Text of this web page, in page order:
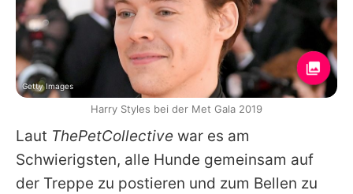
Laut ThePetCollective war es am
Schwierigsten, alle Hunde gemeinsam auf
der Treppe zu postieren und zum Bellen zu
Getty Images
Harry Styles bei der Met Gala 2019